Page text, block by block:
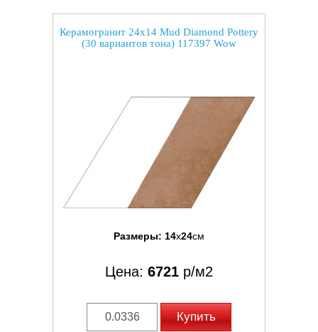
Керамогранит 24x14 Mud Diamond Pottery
(30 вариантов тона) 117397 Wow
Размеры: 14x24см
Цена: 6721 р/м2
Купить